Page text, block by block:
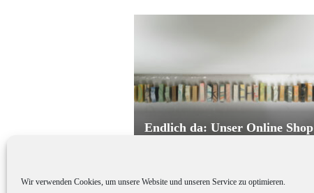
Wir verwenden Cookies, um unsere Website und unseren Service zu optimieren.
Endlich da: Unser Online Shop